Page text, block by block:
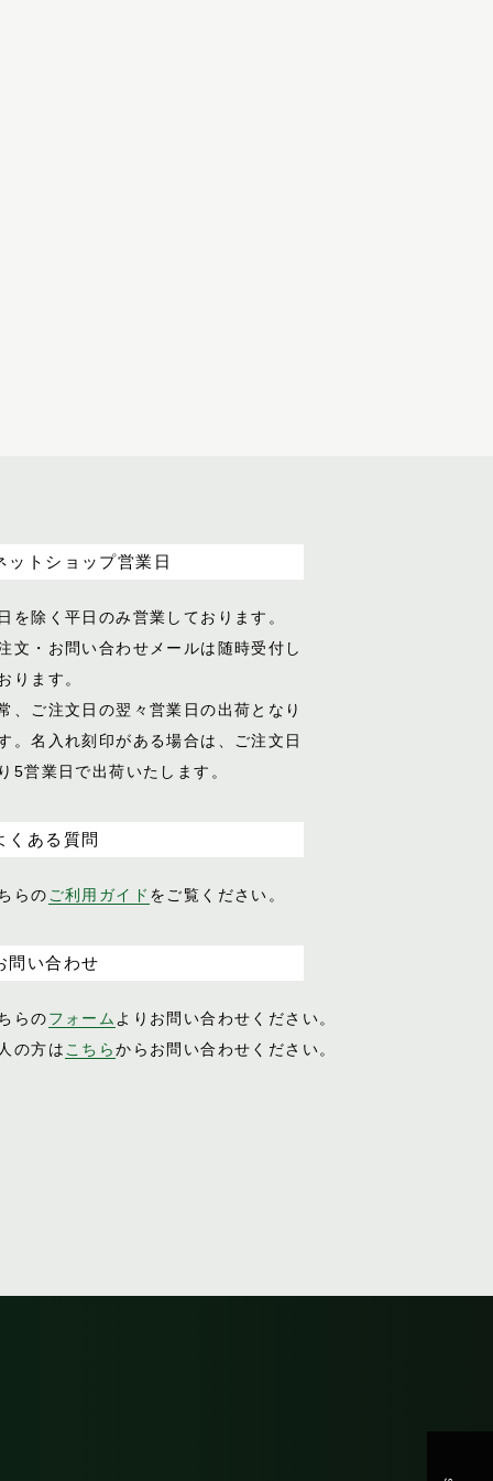
ットショップ営業日
を除く平日のみ営業しております。
文・お問い合わせメールは随時受付し
ります。
、ご注文日の翌々営業日の出荷となり
。名入れ刻印がある場合は、ご注文日
5営業日で出荷いたします。
くある質問
らの ご利用ガイド をご覧ください。
問い合わせ
らのフォーム よりお問い合わせください。
の方は こちらからお問い合わせください。